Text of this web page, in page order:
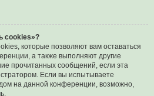
cookies»?
которые позволяют вам оставаться
а также выполняют другие
прочитанных сообщений, если эта
Если вы испытываете
на данной конференции, возможно,